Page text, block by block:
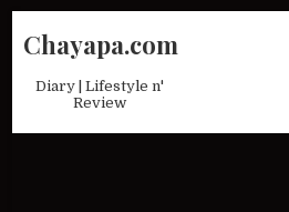
Chayapa.com
Diary | Lifestyle n'
Review